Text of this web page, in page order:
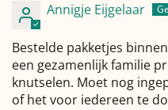
Annigje Eijgelaar
Bestelde pakketjes
een gezamenlijk familie
knutselen. Moet nog
of het voor iedereen te